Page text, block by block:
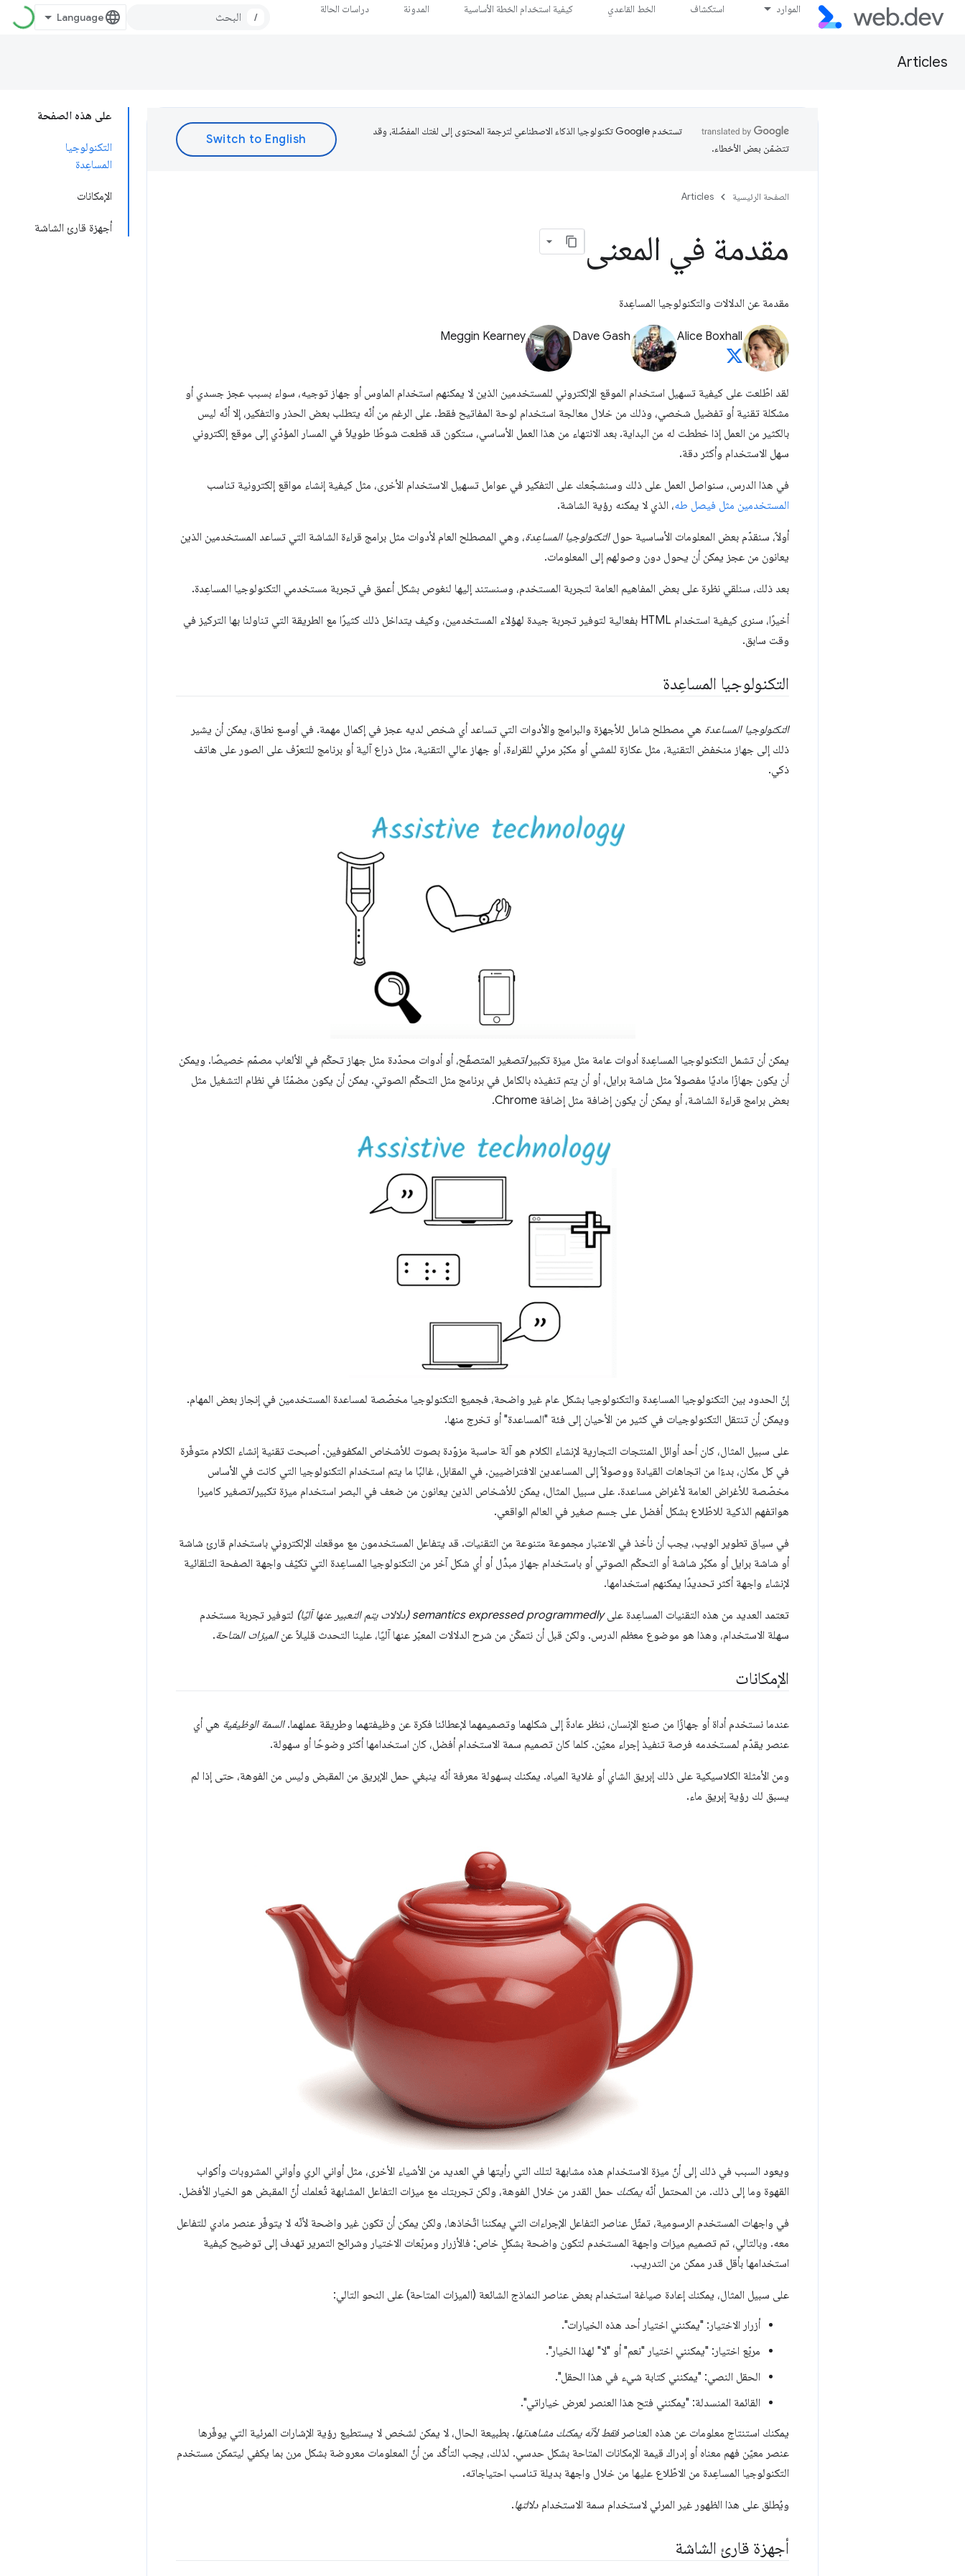
الموارد استكشاف الخط القاعدي كيفية استخدام الخطة الأساسية المدونة دراسات الحالة
/
Articles
على هذه الصفحة
التكنولوجيا
المساعِدة
الإمكانات
أجهزة قارئ الشاشة
تستخدم Google تكنولوجيا الذكاء الاصطناعي لترجمة المحتوى إلى لغتك المفضّلة، وقد
تتضمّن بعض الأخطاء.
الصفحة الرئيسية Articles
مقدمة في المعنى
مقدمة عن الدلالات والتكنولوجيا المساعِدة
Alice Boxhall
Dave Gash
Meggin Kearney
لقد اطّلعت على كيفية تسهيل استخدام الموقع الإلكتروني للمستخدمين الذين لا يمكنهم استخدام الماوس أو جهاز توجيه، سواء بسبب عجز جسدي أو
مشكلة تقنية أو تفضيل شخصي، وذلك من خلال معالجة استخدام لوحة المفاتيح فقط. على الرغم من أنّه يتطلب بعض الحذر والتفكير، إلا أنّه ليس
بالكثير من العمل إذا خططت له من البداية. بعد الانتهاء من هذا العمل الأساسي، ستكون قد قطعت شوطًا طويلاً في المسار المؤدّي إلى موقع إلكتروني
سهل الاستخدام وأكثر دقة.
في هذا الدرس، سنواصل العمل على ذلك وسنشجّعك على التفكير في عوامل تسهيل الاستخدام الأخرى، مثل كيفية إنشاء مواقع إلكترونية تناسب
المستخدمين مثل فيصل طه، الذي لا يمكنه رؤية الشاشة.
أولاً، سنقدّم بعض المعلومات الأساسية حولالتكنولوجيا المساعِدة، وهي المصطلح العام لأدوات مثل برامج قراءة الشاشة التي تساعد المستخدمين الذين
يعانون من عجز يمكن أن يحول دون وصولهم إلى المعلومات.
بعد ذلك، سنلقي نظرة على بعض المفاهيم العامة لتجربة المستخدم، وسنستند إليها لنغوص بشكل أعمق في تجربة مستخدمي التكنولوجيا المساعِدة.
أخيرًا، سنرى كيفية استخدام HTML بفعالية لتوفير تجربة جيدة لهؤلاء المستخدمين، وكيف يتداخل ذلك كثيرًا مع الطريقة التي تناولنا بها التركيز في
وقت سابق.
التكنولوجيا المساعِدة
التكنولوجيا المساعدة هي مصطلح شامل للأجهزة والبرامج والأدوات التي تساعد أي شخص لديه عجز في إكمال مهمة. في أوسع نطاق، يمكن أن يشير
ذلك إلى جهاز منخفض التقنية، مثل عكازة للمشي أو مكبّر مرئي للقراءة، أو جهاز عالي التقنية، مثل ذراع آلية أو برنامج للتعرّف على الصور على هاتف
ذكي.
يمكن أن تشمل التكنولوجيا المساعِدة أدوات عامة مثل ميزة تكبير/تصغير المتصفّح، أو أدوات محدّدة مثل جهاز تحكّم في الألعاب مصمّم خصيصًا. ويمكن
أن يكون جهازًا ماديًا مفصولاً مثل شاشة برايل، أو أن يتم تنفيذه بالكامل في برنامج مثل التحكّم الصوتي. يمكن أن يكون مضمّنًا في نظام التشغيل مثل
بعض برامج قراءة الشاشة، أو يمكن أن يكون إضافة مثل إضافة Chrome.
إنّ الحدود بين التكنولوجيا المساعِدة والتكنولوجيا بشكل عام غير واضحة، فجميع التكنولوجيا مخصّصة لمساعدة المستخدمين في إنجاز بعض المهام.
ويمكن أن تنتقل التكنولوجيات في كثير من الأحيان إلى فئة "المساعدة" أو تخرج منها.
على سبيل المثال، كان أحد أوائل المنتجات التجارية لإنشاء الكلام هو آلة حاسبة مزوّدة بصوت للأشخاص المكفوفين. أصبحت تقنية إنشاء الكلام متوفّرة
في كل مكان، بدءًا من اتجاهات القيادة ووصولاً إلى المساعدين الافتراضيين. في المقابل، غالبًا ما يتم استخدام التكنولوجيا التي كانت في الأساس
مخصّصة للأغراض العامة لأغراض مساعدة. على سبيل المثال، يمكن للأشخاص الذين يعانون من ضعف في البصر استخدام ميزة تكبير/تصغير كاميرا
هواتفهم الذكية للاطّلاع بشكل أفضل على جسم صغير في العالم الواقعي.
في سياق تطوير الويب، يجب أن نأخذ في الاعتبار مجموعة متنوعة من التقنيات. قد يتفاعل المستخدمون مع موقعك الإلكتروني باستخدام قارئ شاشة
أو شاشة برايل أو مكبِّر شاشة أو التحكّم الصوتي أو باستخدام جهاز مبدِّل أو أي شكل آخر من التكنولوجيا المساعِدة التي تكيّف واجهة الصفحة التلقائية
لإنشاء واجهة أكثر تحديدًا يمكنهم استخدامها.
تعتمد العديد من هذه التقنيات المساعِدة علىsemantics expressed programmedly (دلالات يتم التعبير عنها آليًا)
لتوفير تجربة مستخدم
سهلة الاستخدام، وهذا هو موضوع معظم الدرس. ولكن قبل أن نتمكّن من شرح الدلالات المعبّر عنها آليًا، علينا التحدث قليلاً عنالميزات المتاحة.
الإمكانات
عندما نستخدم أداة أو جهازًا من صنع الإنسان، ننظر عادةً إلى شكلهما وتصميمهما لإعطائنا فكرة عن وظيفتهما وطريقة عملهما.السمة الوظيفية هي أي
عنصر يقدّم لمستخدمه فرصة تنفيذ إجراء معيّن. كلما كان تصميم سمة الاستخدام أفضل، كان استخدامها أكثر وضوحًا أو سهولة.
ومن الأمثلة الكلاسيكية على ذلك إبريق الشاي أو غلاية المياه. يمكنك بسهولة معرفة أنّه ينبغي حمل الإبريق من المقبض وليس من الفوهة، حتى إذا لم
يسبق لك رؤية إبريق ماء.
ويعود السبب في ذلك إلى أنّ ميزة الاستخدام هذه مشابهة لتلك التي رأيتها في العديد من الأشياء الأخرى، مثل أواني الري وأواني المشروبات وأكواب
القهوة وما إلى ذلك. من المحتمل أنّهيمكنك حمل القدر من خلال الفوهة، ولكن تجربتك مع ميزات التفاعل المشابهة تُعلمك أنّ المقبض هو الخيار الأفضل.
في واجهات المستخدم الرسومية، تمثّل عناصر التفاعل الإجراءات التي يمكننا اتّخاذها، ولكن يمكن أن تكون غير واضحة لأنّه لا يتوفّر عنصر مادي للتفاعل
معه. وبالتالي، تم تصميم ميزات واجهة المستخدم لتكون واضحة بشكلٍ خاص: فالأزرار ومربّعات الاختيار وشرائح التمرير تهدف إلى توضيح كيفية
استخدامها بأقل قدر ممكن من التدريب.
على سبيل المثال، يمكنك إعادة صياغة استخدام بعض عناصر النماذج الشائعة (الميزات المتاحة) على النحو التالي:
أزرار الاختيار: "يمكنني اختيار أحد هذه الخيارات".
مربّع اختيار: "يمكنني اختيار "نعم" أو "لا" لهذا الخيار".
الحقل النصي: "يمكنني كتابة شيء في هذا الحقل".
القائمة المنسدلة: "يمكنني فتح هذا العنصر لعرض خياراتي".
يمكنك استنتاج معلومات عن هذه العناصرفقط لأنّه يمكنك مشاهدتها. بطبيعة الحال، لا يمكن لشخص لا يستطيع رؤية الإشارات المرئية التي يوفّرها
عنصر معيّن فهم معناه أو إدراك قيمة الإمكانات المتاحة بشكل حدسي. لذلك، يجب التأكّد من أنّ المعلومات معروضة بشكل مرن بما يكفي ليتمكن مستخدم
التكنولوجيا المساعِدة من الاطّلاع عليها من خلال واجهة بديلة تناسب احتياجاته.
ويُطلق على هذا الظهور غير المرئي لاستخدام سمة الاستخدام دلالتها.
أجهزة قارئ الشاشة